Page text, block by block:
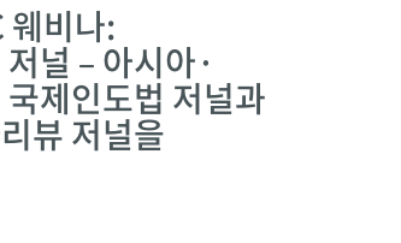
비나:
널 – 아시아·
제인도법 저널과
뷰 저널을